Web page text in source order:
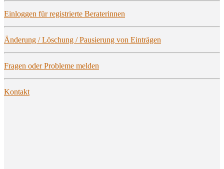
Ein­log­gen für regis­trier­te Beraterinnen
Ände­rung / Löschung / Pau­sie­rung von Einträgen
Fra­gen oder Pro­ble­me melden
Kon­takt